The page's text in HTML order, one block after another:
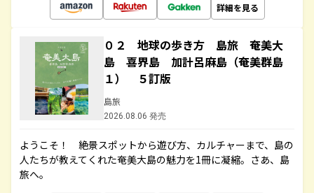
詳細を見る
０２ 地球の歩き方 島旅 奄美大
島 喜界島 加計呂麻島（奄美群島
１） ５訂版
島旅
2026.08.06 発売
ようこそ！ 絶景スポットから遊び方、カルチャーまで、島の
人たちが教えてくれた奄美大島の魅力を1冊に凝縮。さあ、島
旅へ。